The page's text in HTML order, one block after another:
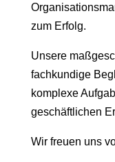
zum Erfolg.
Unsere
fachkundige
komplexe
geschäftlichen
Wir freuen uns